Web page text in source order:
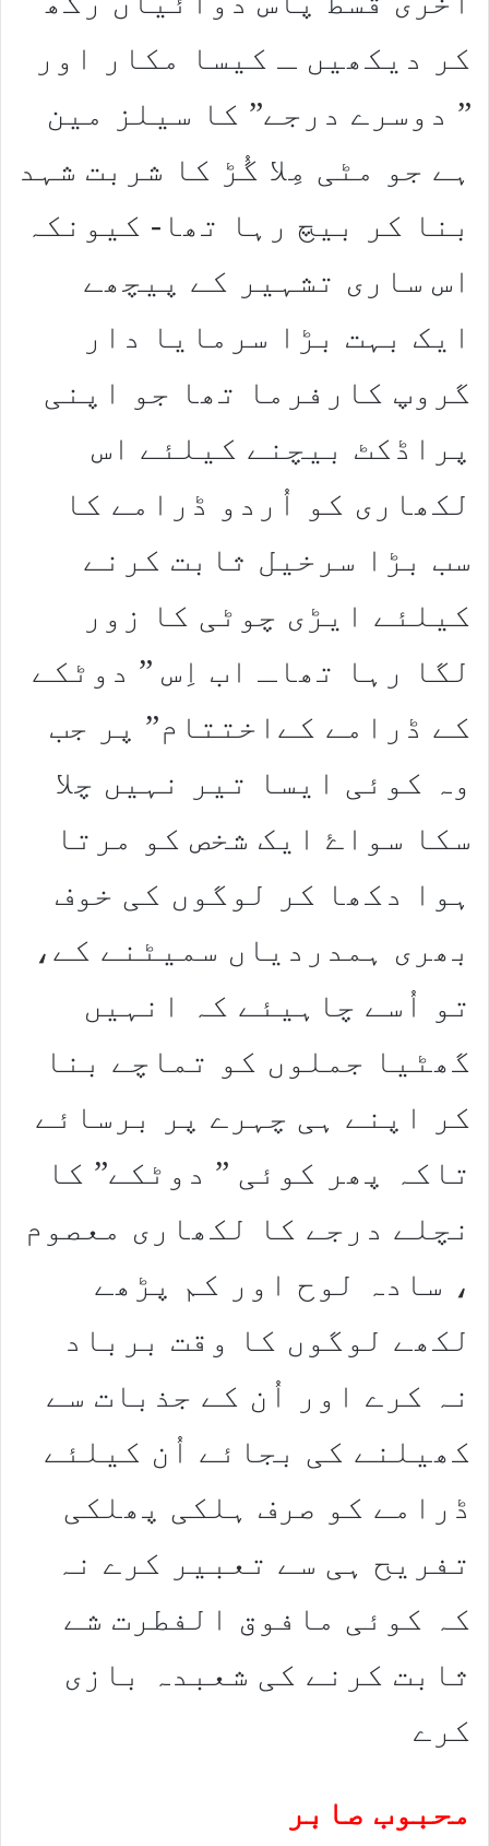
کر دیکھیں ـ کیسا مکار اور
” دوسرے درجے” کا سیلز مین
ہے جو مٹی مِلا گُڑ کا شربت شہد
بنا کر بیچ رہا تھا- کیونکہ
اس ساری تشہیر کے پیچھے
ایک بہت بڑا سرمایا دار
گروپ کارفرما تھا جو اپنی
پراڈکٹ بیچنے کیلئے اس
لکھاری کو اُردو ڈرامے کا
سب بڑا سرخیل ثابت کرنے
کیلئے ایڑی چوٹی کا زور
لگا رہا تھاـ اب اِس ” دوٹکے
کے ڈرامے کےاختتام” پر جب
وہ کوئی ایسا تیر نہیں چلا
سکا سواۓ ایک شخص کو مرتا
ہوا دکھا کر لوگوں کی خوف
بھری ہمدردیاں سمیٹنے کے،
تو اُسے چاہیئے کہ انہیں
گھٹیا جملوں کو تماچے بنا
کر اپنے ہی چہرے پر برسائے
تاکہ پھر کوئی ” دوٹکے” کا
نچلے درجے کا لکھاری معصوم
، سادہ لوح اور کم پڑھے
لکھے لوگوں کا وقت برباد
نہ کرے اور اُن کے جذبات سے
کھیلنے کی بجائے اُن کیلئے
ڈرامے کو صرف ہلکی پھلکی
تفریح ہی سے تعبیر کرے نہ
کہ کوئی مافوق الفطرت شے
ثابت کرنے کی شعبدہ بازی
کرے
محبوب صابر